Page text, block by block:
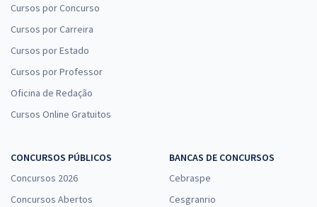
Cursos por Concurso
Cursos por Carreira
Cursos por Estado
Cursos por Professor
Oficina de Redação
Cursos Online Gratuitos
CONCURSOS PÚBLICOS
Concursos 2026
Concursos Abertos
BANCAS DE CONCURSOS
Cebraspe
Cesgranrio